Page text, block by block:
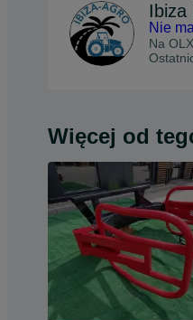
Ibiza
Nie
Na
Więcej od